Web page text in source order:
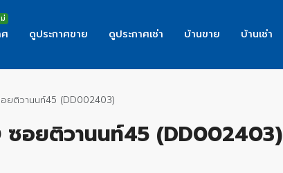
ดูประกาศขาย ดูประกาศเช่า บ้านขาย บ้านเช่า
ยติวานนท์45 (DD002403)
ซอยติวานนท์45 (DD002403)